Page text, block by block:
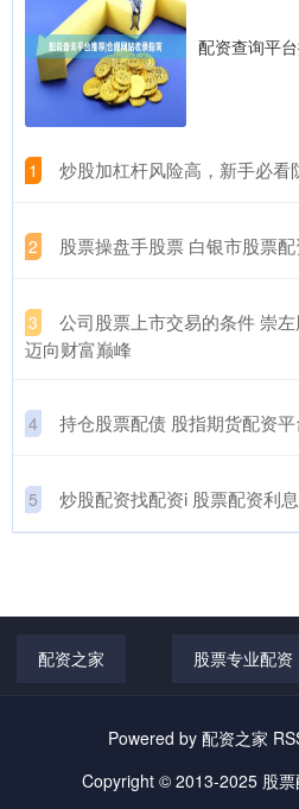
配资查询平
1 炒股加杠杆风险高，新手必看
2 股票操盘手股票 白银市股票
3
公司股票上市交易的条件 崇
迈向财富巅峰
4 持仓股票配债 股指期货配资
5 炒股配资找配资i 股票配资利
配资之家 股票专业配资
Powered by 配资之家
Copyright © 2013-2025 股